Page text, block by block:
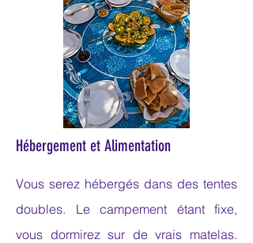
Hébergement et Alimentation
Vous serez hébergés dans des tentes
doubles. Le campement étant fixe,
vous dormirez sur de vrais matelas.